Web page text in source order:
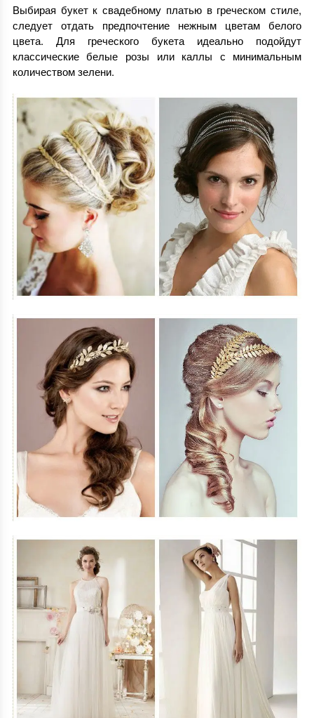
Выбирая букет к свадебному платью в греческом стиле,
следует отдать предпочтение нежным цветам белого
цвета. Для греческого букета идеально подойдут
классические белые розы или каллы с минимальным
количеством зелени.